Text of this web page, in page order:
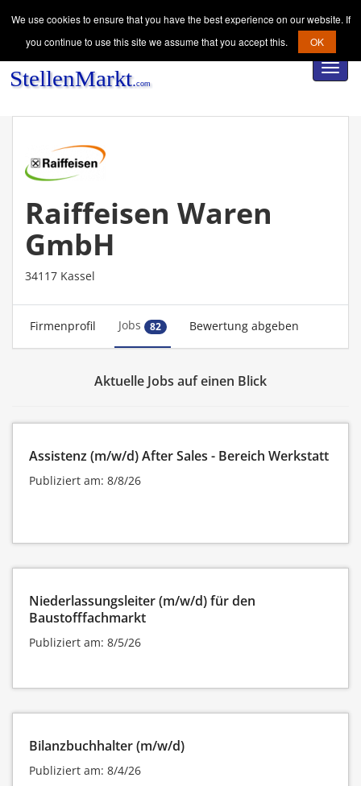
Raiffeisen Waren
GmbH
34117 Kassel
Firmenprofil Jobs 82 Bewertung abgeben
Aktuelle Jobs auf einen Blick
Assistenz (m/w/d) After Sales - Bereich Werkstatt
Publiziert am: 8/8/26
Niederlassungsleiter (m/w/d) für den
Baustofffachmarkt
Publiziert am: 8/5/26
Bilanzbuchhalter (m/w/d)
Publiziert am: 8/4/26
We use cookies to ensure that you have the best experience on our website. If
you continue to use this site we assume that you accept this.
OK